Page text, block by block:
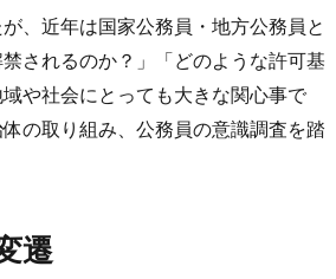
、近年は国家公務員・地方公務員と
されるのか？」「どのような許可基
や社会にとっても大きな関心事で
の取り組み、公務員の意識調査を踏
遷